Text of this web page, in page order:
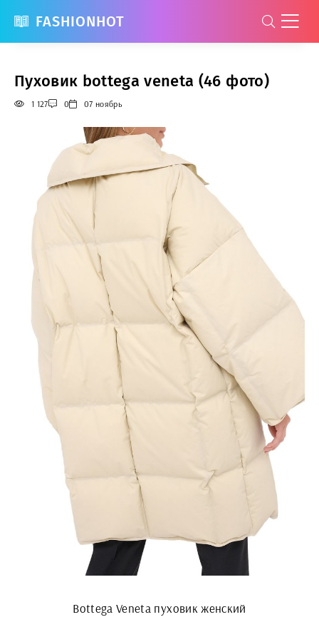
FASHIONHOT
Пуховик bottega veneta (46 фото)
1 127 0 07 ноябрь
Bottega Veneta пуховик женский